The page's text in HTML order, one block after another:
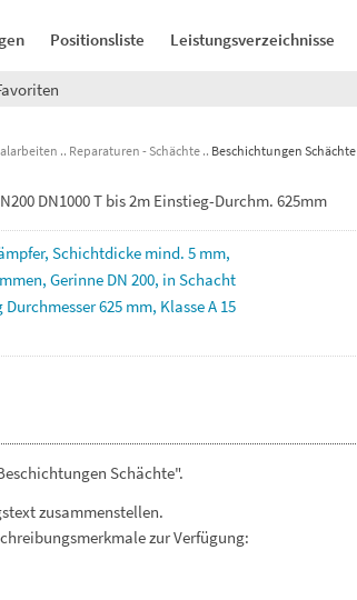
Positionsliste Leistungsverzeichnisse
Reparaturen - Schächte Beschichtungen Schächte
DN1000 T bis 2m Einstieg-Durchm. 625mm
Schichtdicke mind. 5 mm,
Gerinne DN 200, in Schacht
Durchmesser625 mm, KlasseA 15
Schächte".
zusammenstellen.
zur Verfügung: